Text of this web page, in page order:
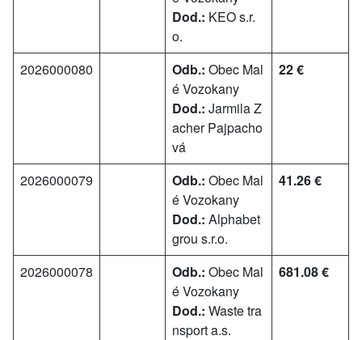
Dod.: KEO s.r.
o.
2026000080 Odb.: Obec Mal
é Vozokany
Dod.: Jarmila Z
acher Pajpacho
vá
22 €
2026000079 Odb.: Obec Mal
é Vozokany
Dod.: Alphabet
grou s.r.o.
41.26 €
2026000078 Odb.: Obec Mal
é Vozokany
Dod.: Waste tra
nsport a.s.
681.08 €